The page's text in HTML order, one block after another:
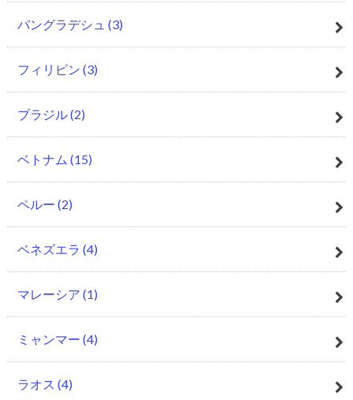
バングラデシュ (3)
フィリピン (3)
ブラジル(2)
ベトナム (15)
ペルー (2)
ベネズエラ (4)
マレーシア (1)
ミャンマー (4)
ラオス (4)